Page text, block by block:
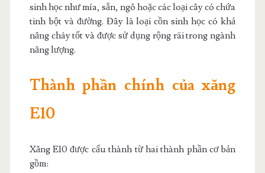
sinh học như mía, sắn, ngô hoặc các loại cây có chứa
tinh bột và đường. Đây là loại cồn sinh học có khả
năng cháy tốt và được sử dụng rộng rãi trong ngành
năng lượng.
Thành phần chính của xăng
E10
Xăng E10 được cấu thành từ hai thành phần cơ bản
gồm: